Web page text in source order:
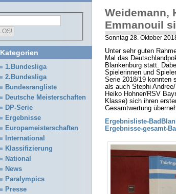
Weidemann,
Emmanouil
Sonntag 28. Oktober
Unter sehr guten
Mal das
Blankenburg statt.
Spielerinnen und
Serie 2018/19 konnten
als auch Stephi
Heiko Hohner/RSV
Klasse) sich ihren
Gesamtwertung
Ergebnisliste-
Ergebnisse-gesamt-
Kategorien
1.Bundesliga
2.Bundesliga
Bundesrangliste
Deutsche Meisterschaften
DP-Serie
Ergebnisse
Europameisterschaften
International
Klassifizierung
National
News
Paralympics
Presse